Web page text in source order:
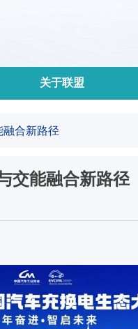
关于联盟
融合新路径
交能融合新路径